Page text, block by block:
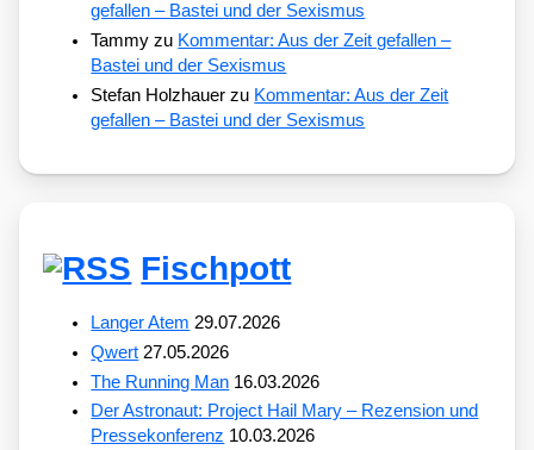
gefallen – Bastei und der Sexismus
Tammy zu Kommentar: Aus der Zeit gefallen –
Bastei und der Sexismus
Stefan Holzhauer zu Kommentar: Aus der Zeit
gefallen – Bastei und der Sexismus
Fischpott
Langer Atem 29.07.2026
Qwert 27.05.2026
The Running Man 16.03.2026
Der Astronaut: Project Hail Mary – Rezension und
Pressekonferenz 10.03.2026